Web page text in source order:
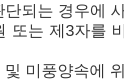
단되는 경우에
또는 제3자를
미풍양속에